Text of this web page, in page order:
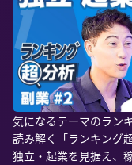
気になるテーマのラン
読み解く「ランキング
独立・起業を見据え、